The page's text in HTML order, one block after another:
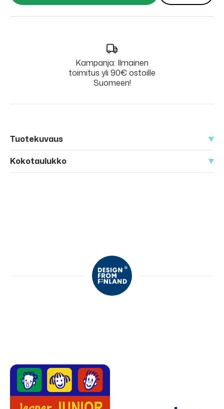
Kampanja: Ilmainen
toimitus yli 90€ ostoille
Suomeen!
Tuotekuvaus
Kokotaulukko